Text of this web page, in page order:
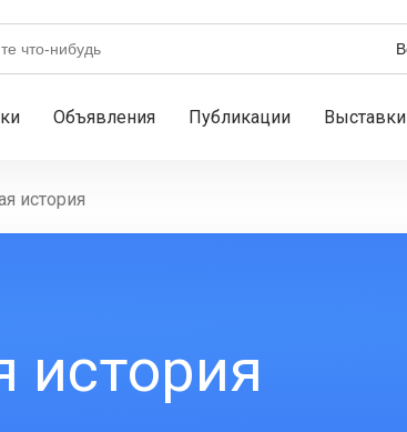
Объявления Публикации Выставки
история
история